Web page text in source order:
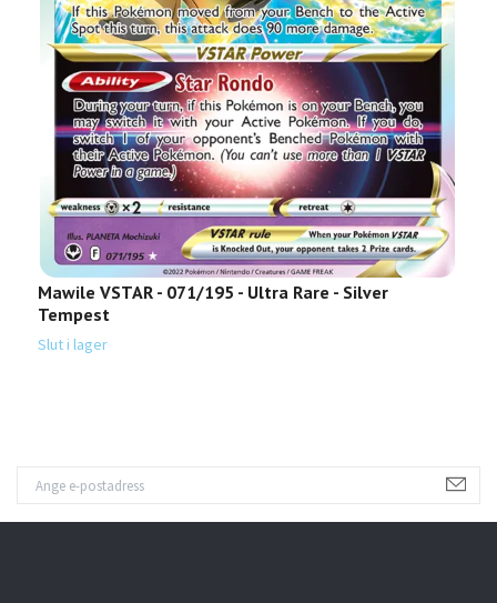
Mawile VSTAR - 071/195 - Ultra Rare - Silver
Tempest
Slut i lager